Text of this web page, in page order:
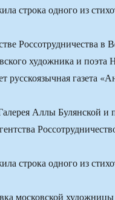
строка одного из
Россотрудничества в
художника и
русскоязычная газета
Аллы Булянской и
строка одного из